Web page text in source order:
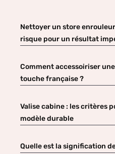
Nettoyer un store
risque pour un résultat
Comment accessoiriser
touche française ?
Valise cabine : les critères
modèle durable
Quelle est la signification